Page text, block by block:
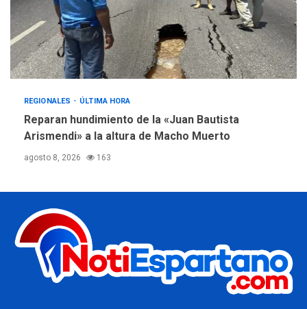
REGIONALES ÚLTIMA HORA
Reparan hundimiento de la «Juan Bautista
Arismendi» a la altura de Macho Muerto
agosto 8, 2026 163